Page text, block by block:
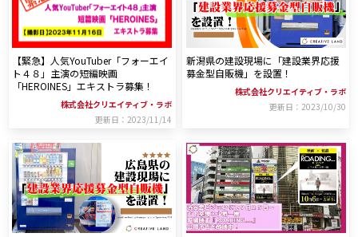
【緊急】人気YouTuber「フォーエイ
ト４８」主演の短編映画
「HEROINES」エキストラ募集！
株式会社クリエイティブ・ラボ
更新日：2023/11/14
新潟県の建設現場に「建設業界応援
募金型自販機」を設置！
株式会社クリエイティブ・ラボ
更新日：2023/10/30